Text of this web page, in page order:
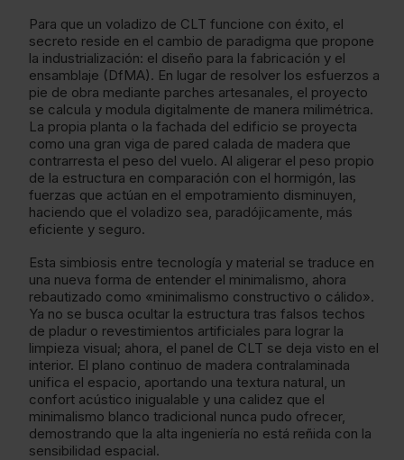
Para que un voladizo de CLT funcione con éxito, el
secreto reside en el cambio de paradigma que propone
la industrialización: el diseño para la fabricación y el
ensamblaje (DfMA). En lugar de resolver los esfuerzos a
pie de obra mediante parches artesanales, el proyecto
se calcula y modula digitalmente de manera milimétrica.
La propia planta o la fachada del edificio se proyecta
como una gran viga de pared calada de madera que
contrarresta el peso del vuelo. Al aligerar el peso propio
de la estructura en comparación con el hormigón, las
fuerzas que actúan en el empotramiento disminuyen,
haciendo que el voladizo sea, paradójicamente, más
eficiente y seguro.
Esta simbiosis entre tecnología y material se traduce en
una nueva forma de entender el minimalismo, ahora
rebautizado como «minimalismo constructivo o cálido».
Ya no se busca ocultar la estructura tras falsos techos
de pladur o revestimientos artificiales para lograr la
limpieza visual; ahora, el panel de CLT se deja visto en el
interior. El plano continuo de madera contralaminada
unifica el espacio, aportando una textura natural, un
confort acústico inigualable y una calidez que el
minimalismo blanco tradicional nunca pudo ofrecer,
demostrando que la alta ingeniería no está reñida con la
sensibilidad espacial.